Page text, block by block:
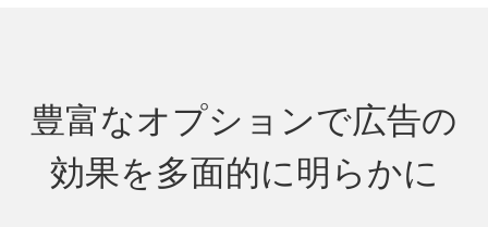
自社サイトとのアクセスログクロス分析
エリア拡大
豊富なオプションで広告の
効果を多面的に明らかに